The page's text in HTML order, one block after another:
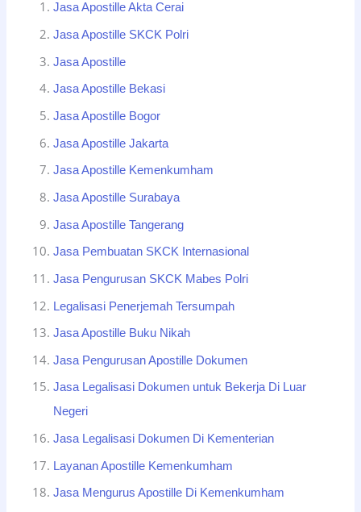
Jasa Apostille Akta Cerai
Jasa Apostille SKCK Polri
Jasa Apostille
Jasa Apostille Bekasi
Jasa Apostille Bogor
Jasa Apostille Jakarta
Jasa Apostille Kemenkumham
Jasa Apostille Surabaya
Jasa Apostille Tangerang
Jasa Pembuatan SKCK Internasional
Jasa Pengurusan SKCK Mabes Polri
Legalisasi Penerjemah Tersumpah
Jasa Apostille Buku Nikah
Jasa Pengurusan Apostille Dokumen
Jasa Legalisasi Dokumen untuk Bekerja Di Luar
Negeri
Jasa Legalisasi Dokumen Di Kementerian
Layanan Apostille Kemenkumham
Jasa Mengurus Apostille Di Kemenkumham